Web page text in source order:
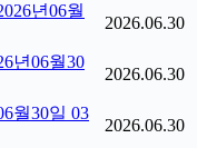
년06월
2026.06.30
년06월30
2026.06.30
월30일 03
2026.06.30